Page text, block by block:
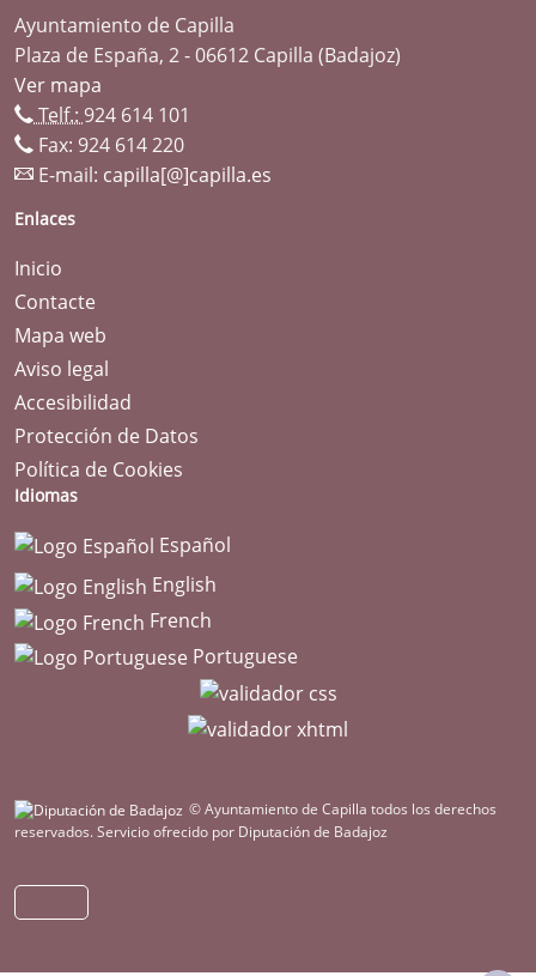
Ayuntamiento de Capilla
Plaza de España, 2 - 06612 Capilla (Badajoz)
Ver mapa
Telf.: 924 614 101
Fax: 924 614 220
E-mail: capilla[@]capilla.es
Enlaces
Inicio
Contacte
Mapa web
Aviso legal
Accesibilidad
Protección de Datos
Política de Cookies
Idiomas
Español
English
French
Portuguese
© Ayuntamiento de Capilla todos los derechos
reservados.Servicio ofrecido por Diputación de Badajoz